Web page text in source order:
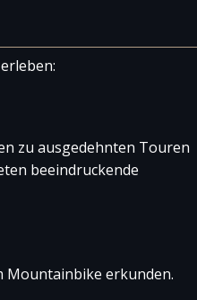
zu ausgedehnten Touren
beeindruckende
Mountainbike erkunden.